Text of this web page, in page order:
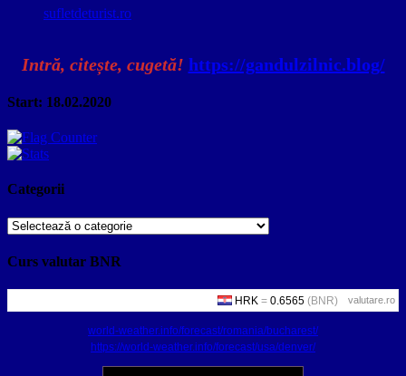
sufletdeturist.ro
Intră, citește, cugetă! https://gandulzilnic.blog/
Start: 18.02.2020
Categorii
Categorii
Curs valutar BNR
valutare.ro
world-weather.info/forecast/romania/bucharest/
https://world-weather.info/forecast/usa/denver/